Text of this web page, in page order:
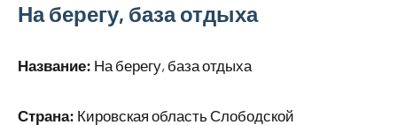
На берегу, база отдыха
Название: На берегу, база отдыха
Страна: Кировская область Слободской